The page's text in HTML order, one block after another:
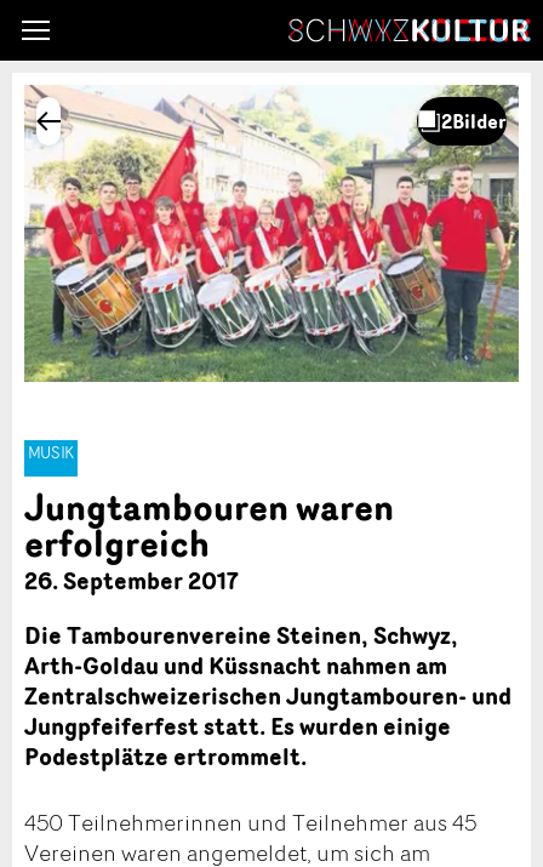
MUSIK
Jungtambouren waren
erfolgreich
26. September 2017
Die Tambourenvereine Steinen, Schwyz,
Arth-Goldau und Küssnacht nahmen am
Zentralschweizerischen Jungtambouren- und
Jungpfeiferfest statt. Es wurden einige
Podestplätze ertrommelt.
450 Teilnehmerinnen und Teilnehmer aus 45
Vereinen waren angemeldet, um sich am